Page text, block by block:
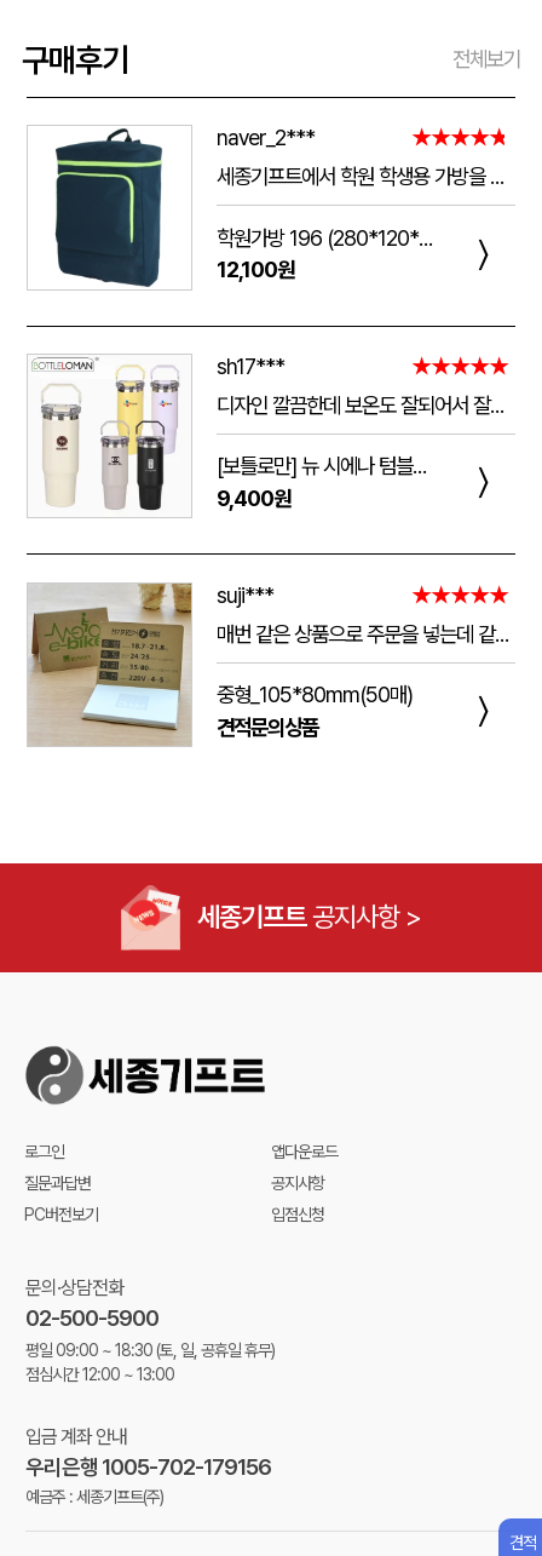
구매후기 전체보기
naver_2***
★★★★★
세종기프트에서 학원 학생용 가방을 제작했는데 전체적으로 아주 만족스럽습니다. 가방 크기가 넉넉해서 교재와 학용품을 넣기 좋고, 원단과 지퍼도 탄탄해서 아이들이 매일 사용하기에 실용적입니다. 특히 학원 로고와 문구 인쇄가 선명하고 깔끔하게 나와서 실제로 받아보니 기대했던 것보다 훨씬 고급스러웠습니다. 제작 과정에서도 요청사항을 잘 반영해 주셨고 완성도도 좋아 다음 단체 제작 때도 다시 이용하고 싶습니다.
학원가방 196 (280*120*390mm)
12,100원
〉
sh17***
★★★★★
디자인 깔끔한데 보온도 잘되어서 잘쓰고 있습니다 선물용으로 좋네요 하단에 실리콘 밀림방지 없는건 좀 아쉽네요
[보틀로만] 뉴 시에나 텀블러 900ml
9,400원
〉
suji***
★★★★★
매번 같은 상품으로 주문을 넣는데 같은 품질로 받을 수 있어서 좋습니다. 배송 기간도 적당히 잘오는거 같아요. 앞으로도 계속 이용할꺼 같습니다. 지금과 같은 품질로 유지해주세요!!
중형_105*80mm(50매)
견적문의상품
〉
세종기프트공지사항 >
로그인
앱다운로드
질문과답변
공지사항
PC버전보기
입점신청
문의·상담전화
02-500-5900
평일 09:00 ~ 18:30(토, 일, 공휴일 휴무)
점심시간 12:00 ~ 13:00
입금 계좌 안내
우리은행 1005-702-179156
예금주 : 세종기프트(주)
견적